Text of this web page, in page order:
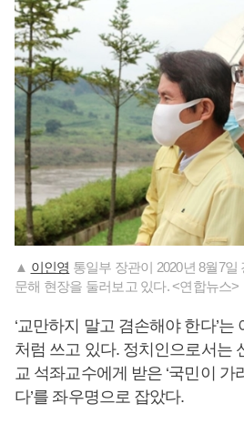
▲ 이인영 통일부 장관이 2020년 8월7
문해 현장을 둘러보고 있다. <연합뉴스>
‘교만하지 말고 겸손해야 한다’
처럼 쓰고 있다. 정치인으로서는
교 석좌교수에게 받은 ‘국민이 가
다’를 좌우명으로 잡았다.